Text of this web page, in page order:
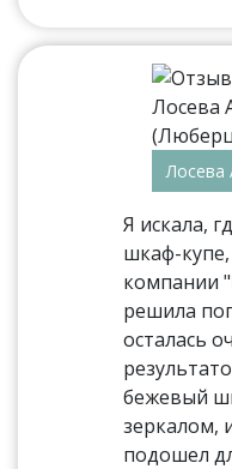
Лосева
Я искала,
шкаф-
компании
решила
осталась
бежевый
зеркалом,
подошел